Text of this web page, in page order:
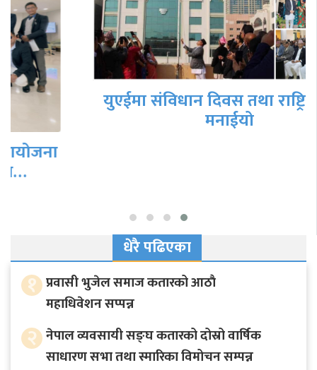
युएईमा संविधान दिवस तथा राष्ट्रिय दिवस
धेरै पढिएका
१ प्रवासी भुजेल समाज कतारको आठाै
महाधिवेशन सप्पन्न
२ नेपाल व्यवसायी सङ्घ कतारको दोस्रो वार्षिक
साधारण सभा तथा स्मारिका विमोचन सम्पन्न